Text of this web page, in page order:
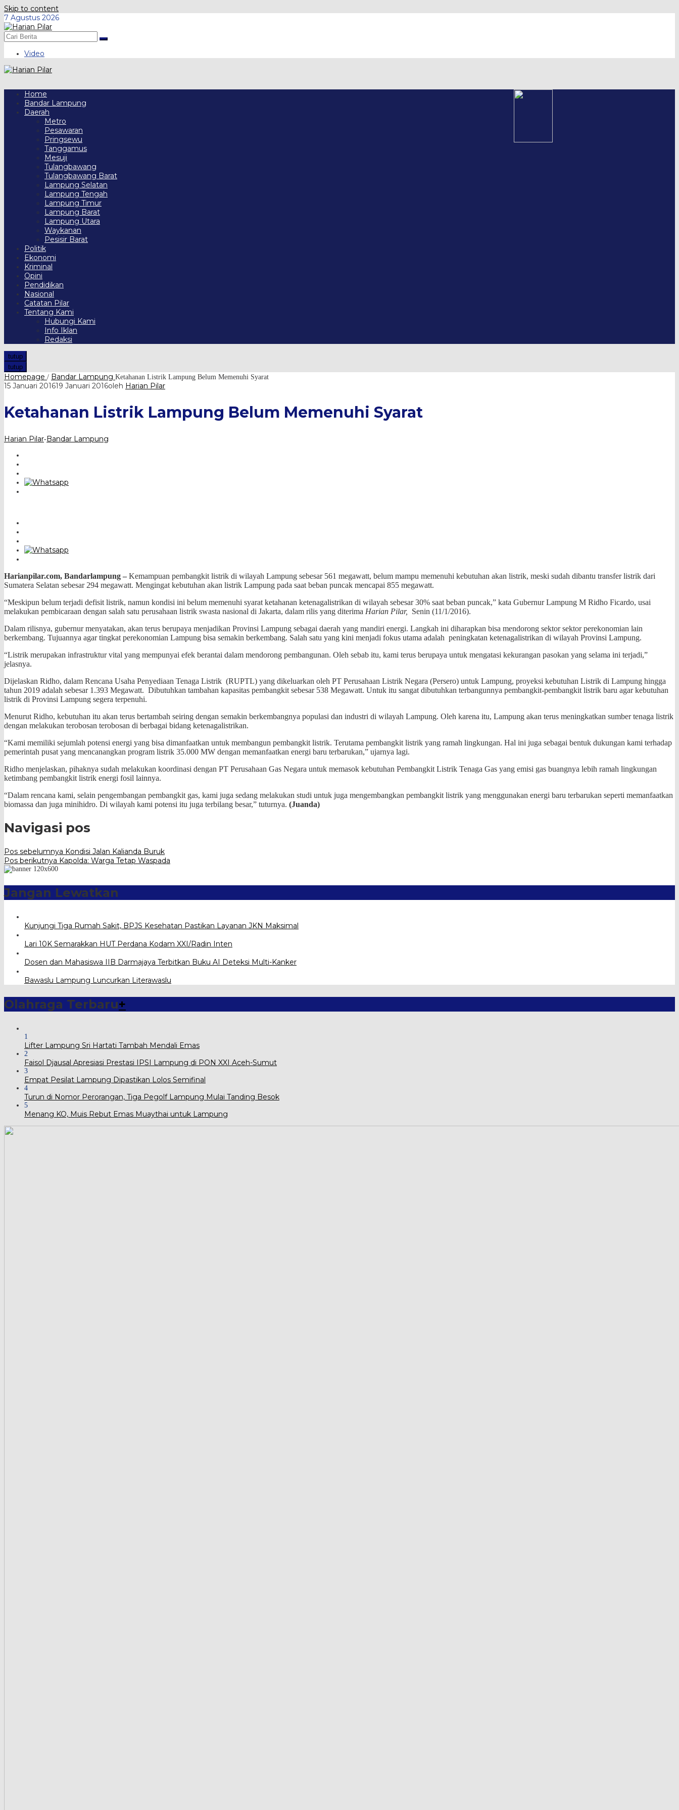
Skip to content
7 Agustus 2026
Video
Home
Bandar Lampung
Daerah
Metro
Pesawaran
Pringsewu
Tanggamus
Mesuji
Tulangbawang
Tulangbawang Barat
Lampung Selatan
Lampung Tengah
Lampung Timur
Lampung Barat
Lampung Utara
Waykanan
Pesisir Barat
Politik
Ekonomi
Kriminal
Opini
Pendidikan
Nasional
Catatan Pilar
Tentang Kami
Hubungi Kami
Info Iklan
Redaksi
tutup
tutup
Homepage / Bandar Lampung Ketahanan Listrik Lampung Belum Memenuhi Syarat
15 Januari 201619 Januari 2016oleh Harian Pilar
Ketahanan Listrik Lampung Belum Memenuhi Syarat
Harian Pilar-Bandar Lampung
Harianpilar.com, Bandarlampung – Kemampuan pembangkit listrik di wilayah Lampung sebesar 561 megawatt, belum mampu memenuhi kebutuhan akan listrik, meski sudah dibantu transfer listrik dari
Sumatera Selatan sebesar 294 megawatt. Mengingat kebutuhan akan listrik Lampung pada saat beban puncak mencapai 855 megawatt.
“Meskipun belum terjadi defisit listrik, namun kondisi ini belum memenuhi syarat ketahanan ketenagalistrikan di wilayah sebesar 30% saat beban puncak,” kata Gubernur Lampung M Ridho Ficardo, usai
melakukan pembicaraan dengan salah satu perusahaan listrik swasta nasional di Jakarta, dalam rilis yang diterima Harian Pilar, Senin (11/1/2016).
Dalam rilisnya, gubernur menyatakan, akan terus berupaya menjadikan Provinsi Lampung sebagai daerah yang mandiri energi. Langkah ini diharapkan bisa mendorong sektor sektor perekonomian lain
berkembang. Tujuannya agar tingkat perekonomian Lampung bisa semakin berkembang. Salah satu yang kini menjadi fokus utama adalah peningkatan ketenagalistrikan di wilayah Provinsi Lampung.
“Listrik merupakan infrastruktur vital yang mempunyai efek berantai dalam mendorong pembangunan. Oleh sebab itu, kami terus berupaya untuk mengatasi kekurangan pasokan yang selama ini terjadi,”
jelasnya.
Dijelaskan Ridho, dalam Rencana Usaha Penyediaan Tenaga Listrik (RUPTL) yang dikeluarkan oleh PT Perusahaan Listrik Negara (Persero) untuk Lampung, proyeksi kebutuhan Listrik di Lampung hingga
tahun 2019 adalah sebesar 1.393 Megawatt. Dibutuhkan tambahan kapasitas pembangkit sebesar 538 Megawatt. Untuk itu sangat dibutuhkan terbangunnya pembangkit-pembangkit listrik baru agar kebutuhan
listrik di Provinsi Lampung segera terpenuhi.
Menurut Ridho, kebutuhan itu akan terus bertambah seiring dengan semakin berkembangnya populasi dan industri di wilayah Lampung. Oleh karena itu, Lampung akan terus meningkatkan sumber tenaga listrik
dengan melakukan terobosan terobosan di berbagai bidang ketenagalistrikan.
“Kami memiliki sejumlah potensi energi yang bisa dimanfaatkan untuk membangun pembangkit listrik. Terutama pembangkit listrik yang ramah lingkungan. Hal ini juga sebagai bentuk dukungan kami terhadap
pemerintah pusat yang mencanangkan program listrik 35.000 MW dengan memanfaatkan energi baru terbarukan,” ujarnya lagi.
Ridho menjelaskan, pihaknya sudah melakukan koordinasi dengan PT Perusahaan Gas Negara untuk memasok kebutuhan Pembangkit Listrik Tenaga Gas yang emisi gas buangnya lebih ramah lingkungan
ketimbang pembangkit listrik energi fosil lainnya.
“Dalam rencana kami, selain pengembangan pembangkit gas, kami juga sedang melakukan studi untuk juga mengembangkan pembangkit listrik yang menggunakan energi baru terbarukan seperti memanfaatkan
biomassa dan juga minihidro. Di wilayah kami potensi itu juga terbilang besar,” tuturnya. (Juanda)
Navigasi pos
Pos sebelumnya Kondisi Jalan Kalianda Buruk
Pos berikutnya Kapolda: Warga Tetap Waspada
Jangan Lewatkan
Kunjungi Tiga Rumah Sakit, BPJS Kesehatan Pastikan Layanan JKN Maksimal
Lari 10K Semarakkan HUT Perdana Kodam XXI/Radin Inten
Dosen dan Mahasiswa IIB Darmajaya Terbitkan Buku AI Deteksi Multi-Kanker
Bawaslu Lampung Luncurkan Literawaslu
Olahraga Terbaru+
1
Lifter Lampung Sri Hartati Tambah Mendali Emas
2
Faisol Djausal Apresiasi Prestasi IPSI Lampung di PON XXI Aceh-Sumut
3
Empat Pesilat Lampung Dipastikan Lolos Semifinal
4
Turun di Nomor Perorangan, Tiga Pegolf Lampung Mulai Tanding Besok
5
Menang KO, Muis Rebut Emas Muaythai untuk Lampung